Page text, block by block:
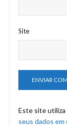
Site
Este site utiliza
seus dados